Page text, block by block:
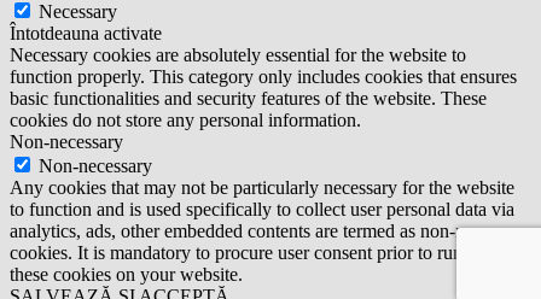
Necessary
Întotdeauna activate
Necessary cookies are absolutely essential for the website to
function properly. This category only includes cookies that ensures
basic functionalities and security features of the website. These
cookies do not store any personal information.
Non-necessary
Non-necessary
Any cookies that may not be particularly necessary for the website
to function and is used specifically to collect user personal data via
analytics, ads, other embedded contents are termed as non-necessary
cookies. It is mandatory to procure user consent prior to running
these cookies on your website.